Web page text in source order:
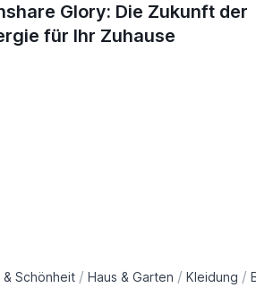
Glory: Die Zukunft der
für Ihr Zuhause
Schönheit / Haus & Garten / Kleidung /